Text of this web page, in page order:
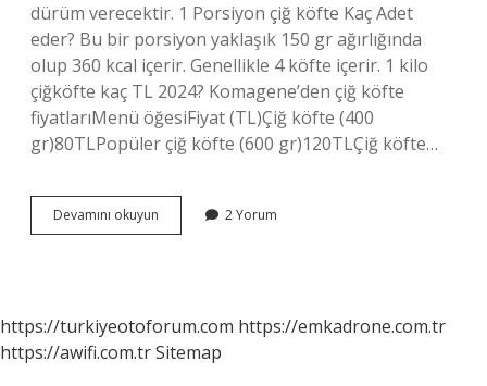
dürüm verecektir. 1 Porsiyon çiğ köfte Kaç Adet
eder? Bu bir porsiyon yaklaşık 150 gr ağırlığında
olup 360 kcal içerir. Genellikle 4 köfte içerir. 1 kilo
çiğköfte kaç TL 2024? Komagene’den çiğ köfte
fiyatlarıMenü öğesiFiyat (TL)Çiğ köfte (400
gr)80TLPopüler çiğ köfte (600 gr)120TLÇiğ köfte…
Devamını okuyun
Kg
2 Yorum
https://turkiyeotoforum.com https://emkadrone.com.tr
https://awifi.com.trSitemap